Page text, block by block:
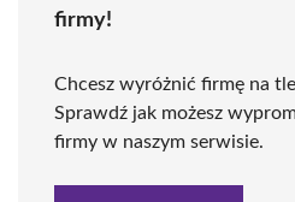
firmy!
Chcesz wyróżnić firmę na
Sprawdź jak możesz
firmy w naszym serwisie.